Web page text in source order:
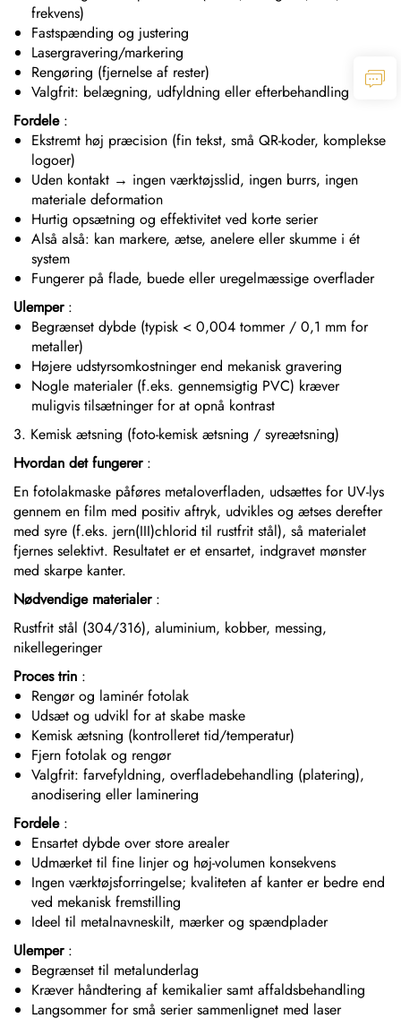
frekvens)
Fastspænding og justering
Lasergravering/markering
Rengøring (fjernelse af rester)
Valgfrit: belægning, udfyldning eller efterbehandling
Fordele :
Ekstremt høj præcision (fin tekst, små QR-koder, komplekse
logoer)
Uden kontakt → ingen værktøjsslid, ingen burrs, ingen
materiale deformation
Hurtig opsætning og effektivitet ved korte serier
Alså alså: kan markere, ætse, anelere eller skumme i ét
system
Fungerer på flade, buede eller uregelmæssige overflader
Ulemper :
Begrænset dybde (typisk < 0,004 tommer / 0,1 mm for
metaller)
Højere udstyrsomkostninger end mekanisk gravering
Nogle materialer (f.eks. gennemsigtig PVC) kræver
muligvis tilsætninger for at opnå kontrast
3. Kemisk ætsning (foto-kemisk ætsning / syreætsning)
Hvordan det fungerer :
En fotolakmaske påføres metaloverfladen, udsættes for UV-lys
gennem en film med positiv aftryk, udvikles og ætses derefter
med syre (f.eks. jern(III)chlorid til rustfrit stål), så materialet
fjernes selektivt. Resultatet er et ensartet, indgravet mønster
med skarpe kanter.
Nødvendige materialer :
Rustfrit stål (304/316), aluminium, kobber, messing,
nikellegeringer
Proces trin :
Rengør og laminér fotolak
Udsæt og udvikl for at skabe maske
Kemisk ætsning (kontrolleret tid/temperatur)
Fjern fotolak og rengør
Valgfrit: farvefyldning, overfladebehandling (platering),
anodisering eller laminering
Fordele :
Ensartet dybde over store arealer
Udmærket til fine linjer og høj-volumen konsekvens
Ingen værktøjsforringelse; kvaliteten af kanter er bedre end
ved mekanisk fremstilling
Ideel til metalnavneskilt, mærker og spændplader
Ulemper :
Begrænset til metalunderlag
Kræver håndtering af kemikalier samt affaldsbehandling
Langsommer for små serier sammenlignet med laser